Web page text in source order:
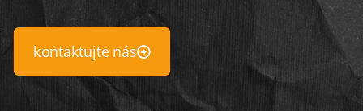
kontaktujte nás